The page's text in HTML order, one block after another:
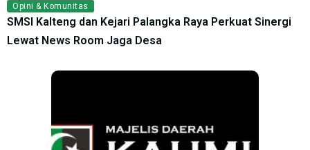
Opini & Komunitas
SMSI Kalteng dan Kejari Palangka Raya Perkuat Sinergi
Lewat News Room Jaga Desa